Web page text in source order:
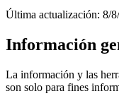
Última actualización: 8/
Información
La información y las
son solo para fines